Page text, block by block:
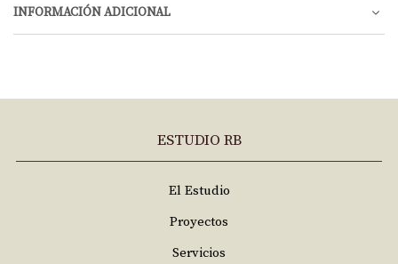
INFORMACIÓN ADICIONAL
ESTUDIO RB
El Estudio
Proyectos
Servicios